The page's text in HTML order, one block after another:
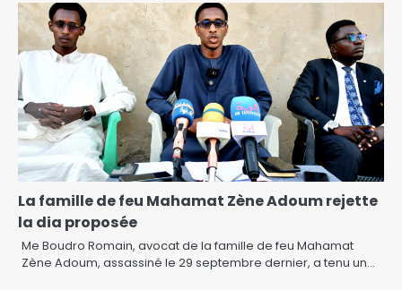
La famille de feu Mahamat Zène Adoum rejette
la dia proposée
Me Boudro Romain, avocat de la famille de feu Mahamat
Zène Adoum, assassiné le 29 septembre dernier, a tenu un…